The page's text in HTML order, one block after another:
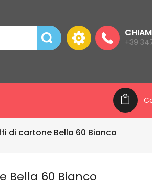
+39
di cartone Bella 60 Bianco
Bella 60 Bianco